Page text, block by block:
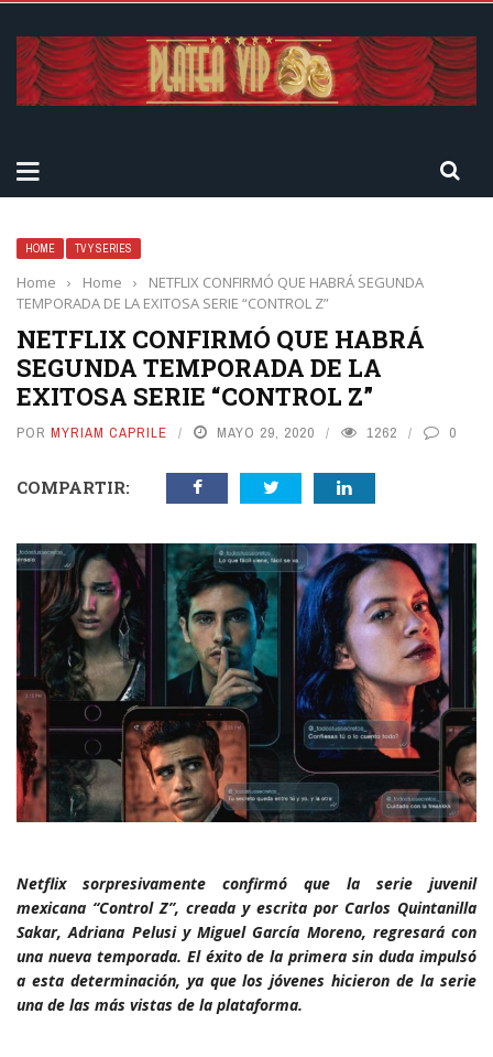
HOME TV Y SERIES
Home › Home ›
NETFLIX CONFIRMÓ QUE HABRÁ SEGUNDA
TEMPORADA DE LA EXITOSA SERIE “CONTROL Z”
NETFLIX CONFIRMÓ QUE HABRÁ
SEGUNDA TEMPORADA DE LA
EXITOSA SERIE “CONTROL Z”
POR MYRIAM CAPRILE MAYO 29, 2020 1262 0
COMPARTIR:
Netflix sorpresivamente confirmó que la serie juvenil
mexicana “Control Z”, creada y escrita por Carlos Quintanilla
Sakar, Adriana Pelusi y Miguel García Moreno, regresará con
una nueva temporada. El éxito de la primera sin duda impulsó
a esta determinación, ya que los jóvenes hicieron de la serie
una de las más vistas de la plataforma.